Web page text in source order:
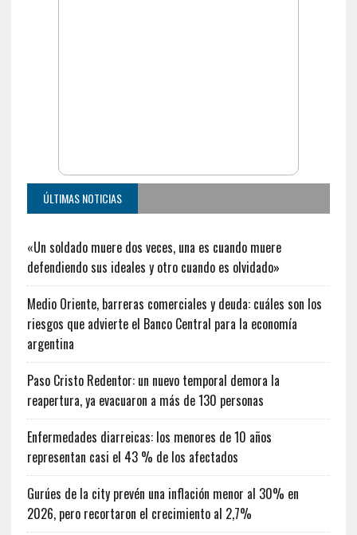
ÚLTIMAS NOTICIAS
«Un soldado muere dos veces, una es cuando muere
defendiendo sus ideales y otro cuando es olvidado»
Medio Oriente, barreras comerciales y deuda: cuáles son los
riesgos que advierte el Banco Central para la economía
argentina
Paso Cristo Redentor: un nuevo temporal demora la
reapertura, ya evacuaron a más de 130 personas
Enfermedades diarreicas: los menores de 10 años
representan casi el 43 % de los afectados
Gurúes de la city prevén una inflación menor al 30% en
2026, pero recortaron el crecimiento al 2,7%